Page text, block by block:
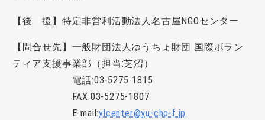
【後 援】特定非営利活動法人名古屋NGOセンター
【問合せ先】一般財団法人ゆうちょ財団 国際ボラン
ティア支援事業部（担当:芝沼）
電話:03-5275-1815
FAX:03-5275-1807
E-mail:vlcenter@yu-cho-f.jp